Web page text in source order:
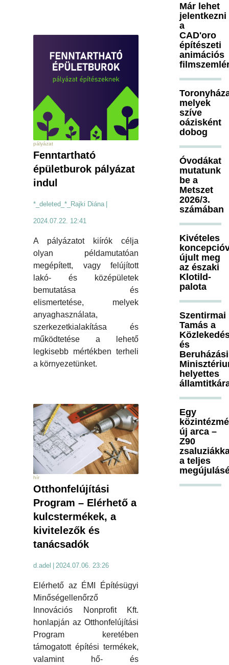
pályázat
Fenntartható
épületburok pályázat
indul
*_deleted_*_Rajki Diána
2024.07.22. 12:41
A pályázatot kiírók célja
olyan példamutatóan
megépített, vagy felújított
lakó- és középületek
bemutatása és
elismertetése, melyek
anyaghasználata,
szerkezetkialakítása és
működtetése a lehető
legkisebb mértékben terheli
a környezetünket.
hír
Otthonfelújítási
Program – Elérhető a
kulcstermékek, a
kivitelezők és
tanácsadók
d.adel 2024.07.06. 23:26
Elérhető az ÉMI Építésügyi
Minőségellenőrző
Innovációs Nonprofit Kft.
honlapján az Otthonfelújítási
Program keretében
támogatott építési termékek,
valamint hő- és
Már lehet
jelentkezni
a
CAD'oro
építészeti
animációs
melyek
szíve
oázisként
dobog
Óvodákat
mutatunk
be a
Metszet
2026/3.
számában
Kivételes
újult meg
az északi
Klotild-
palota
Szentirmai
Tamás a
és
Beruházási
helyettes
Egy
új arca –
Z90
a teljes